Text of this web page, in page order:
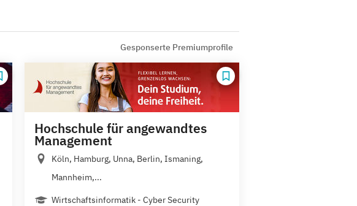
Gesponserte Premiumprofile
Hochschule für angewandtes
Management
Köln, Hamburg, Unna, Berlin, Ismaning,
Mannheim,...
Wirtschaftsinformatik - Cyber Security